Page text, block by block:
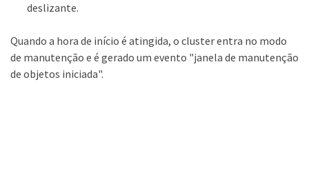
deslizante.
Quando a hora de início é atingida, o cluster entra no modo
de manutenção e é gerado um evento "janela de manutenção
de objetos iniciada".